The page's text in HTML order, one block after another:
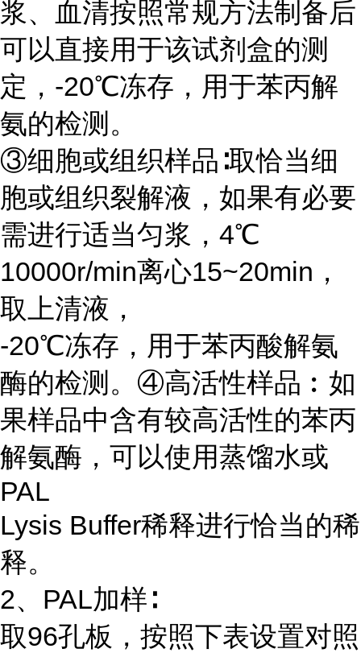
浆、血清按照常规方法制备后
可以直接用于该试剂盒的测
定，-20℃冻存，用于苯丙解
氨的检测。
③细胞或组织样品∶取恰当细
胞或组织裂解液，如果有必要
需进行适当匀浆，4℃
10000r/min离心15~20min，
取上清液，
-20℃冻存，用于苯丙酸解氨
酶的检测。④高活性样品︰如
果样品中含有较高活性的苯丙
解氨酶，可以使用蒸馏水或
PAL
Lysis Buffer稀释进行恰当的稀
释。
2、PAL加样∶
取96孔板，按照下表设置对照